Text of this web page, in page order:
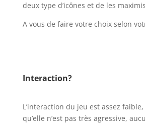
deux type d’icônes et de les
A vous de faire votre choix selon
Interaction?
L’interaction du jeu est assez
qu’elle n’est pas très agressive,